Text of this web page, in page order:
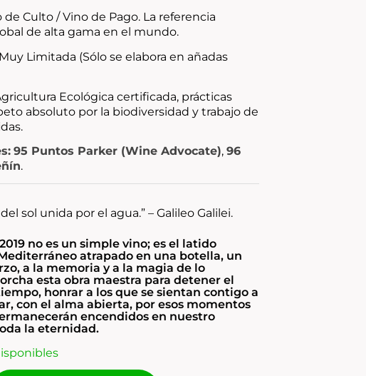
de Culto / Vino de Pago. La referencia
de alta gama en el mundo.
Muy Limitada (Sólo se elabora en añadas
Ecológica certificada, prácticas
absoluto por la biodiversidad y trabajo de
95 Puntos Parker (Wine Advocate),96
.
sol unida por el agua.” – Galileo Galilei.
no es un simple vino; es el latido
atrapado en una botella, un
a la memoria y a la magia de lo
esta obra maestra para detener el
honrar a los que se sientan contigo a
con el alma abierta, por esos momentos
encendidos en nuestro
la eternidad.